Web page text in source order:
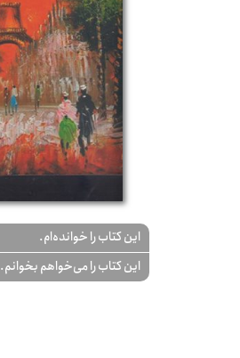
این کتاب را خوانده‌ام.
این کتاب را می‌خواهم بخوانم.